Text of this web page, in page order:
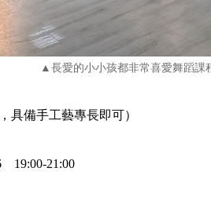
▲長愛的小小孩都非常喜愛舞蹈課
具備手工藝專長即可）
19:00-21:00